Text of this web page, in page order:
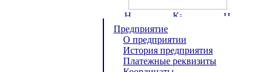
Предприятие
О предприятии
История предприятия
Платежные реквизиты